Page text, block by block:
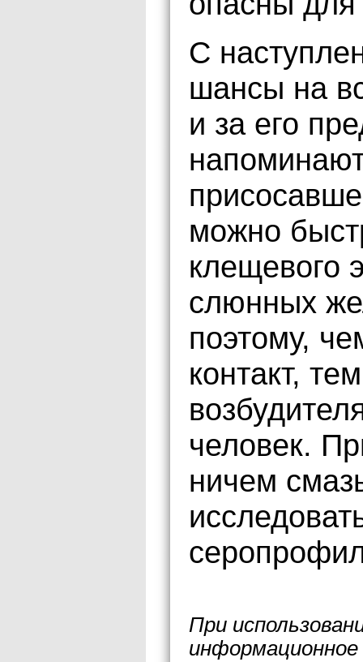
С
шансы на
и за его
можно
клещевого
слюнных
поэтому,
контакт,
человек.
ничем
При